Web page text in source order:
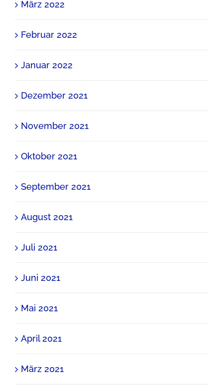
März 2022
Februar 2022
Januar 2022
Dezember 2021
November 2021
Oktober 2021
September 2021
August 2021
Juli 2021
Juni 2021
Mai 2021
April 2021
März 2021